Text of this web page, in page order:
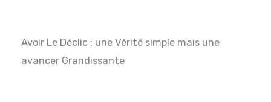
Avoir Le Déclic : une Vérité simple mais une
avancer Grandissante